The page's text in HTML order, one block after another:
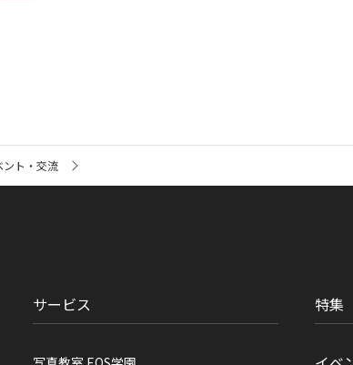
ント・交流
サービス 特集